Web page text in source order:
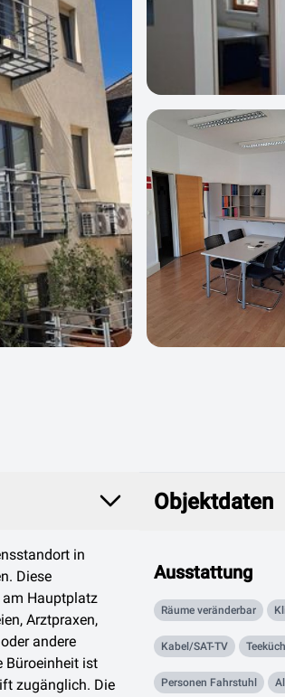
in
Diese
am Hauptplatz
Arztpraxen,
andere
Büroeinheit ist
zugänglich. Die
Objektdaten
Ausstattung
Räume veränderbar
Kabel/SAT-TV
Personen Fahrstuhl